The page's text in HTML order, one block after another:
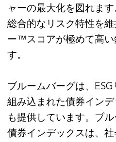
ャーの最大化を図れま
総合的なリスク特性を
ー™スコアが極めて高い
す。
ブルームバーグは、
組み込まれた債券イン
も提供しています。ブ
債券インデックスは、